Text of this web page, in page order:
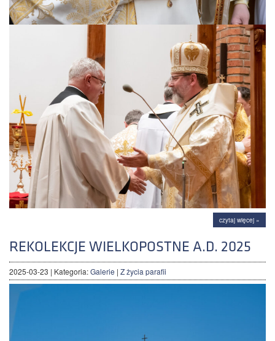
czytaj więcej »
REKOLEKCJE WIELKOPOSTNE A.D. 2025
2025-03-23 | Kategoria:Galerie | Z życia parafii